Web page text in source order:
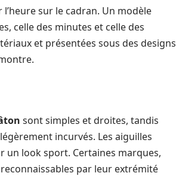
sur le cadran. Un modèle
celle des minutes et celle des
et présentées sous des designs
sont simples et droites, tandis
incurvés. Les aiguilles
un look sport. Certaines marques,
reconnaissables par leur extrémité